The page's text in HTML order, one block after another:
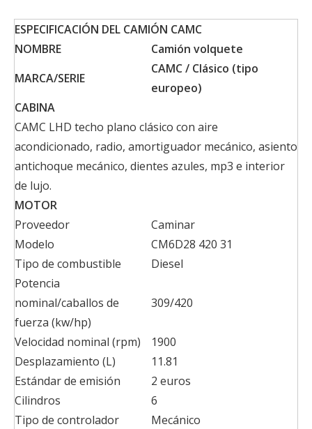
ESPECIFICACIÓN DEL CAMIÓN CAMC
NOMBRE
Camión volquete
MARCA/SERIE
CAMC / Clásico (tipo
europeo)
CABINA
CAMC LHD techo plano clásico con aire
acondicionado, radio, amortiguador mecánico, asiento
antichoque mecánico, dientes azules, mp3 e interior
de lujo.
MOTOR
Proveedor
Caminar
Modelo
CM6D28 420 31
Tipo de combustible
Diesel
Potencia
nominal/caballos de
fuerza (kw/hp)
309/420
Velocidad nominal (rpm)
1900
Desplazamiento (L)
11.81
Estándar de emisión
2 euros
Cilindros
6
Tipo de controlador
Mecánico